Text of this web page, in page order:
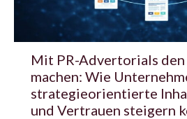
Mit PR-Advertorials
machen: Wie
strategieorientierte
und Vertrauen steigern